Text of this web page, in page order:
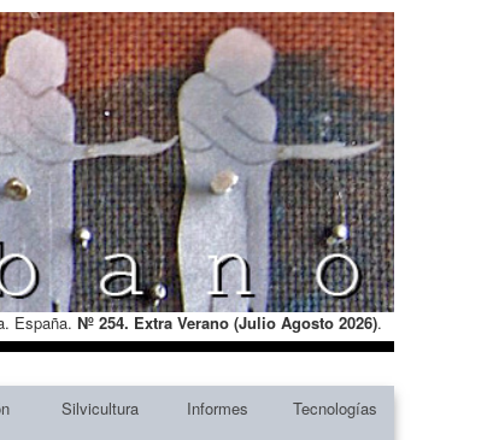
España. Nº 254. Extra Verano (Julio Agosto 2026).
Silvicultura Informes
Tecnologías